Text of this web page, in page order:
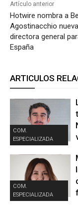
Artículo anterior
Hotwire nombra a
Agostinacchio nueva
directora general
España
ARTICULOS
COM.
ESPECIALIZADA
COM.
ESPECIALIZADA